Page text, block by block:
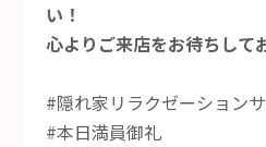
い！
心よりご来店をお待ちして
#隠れ家リラクゼーション
#本日満員御礼